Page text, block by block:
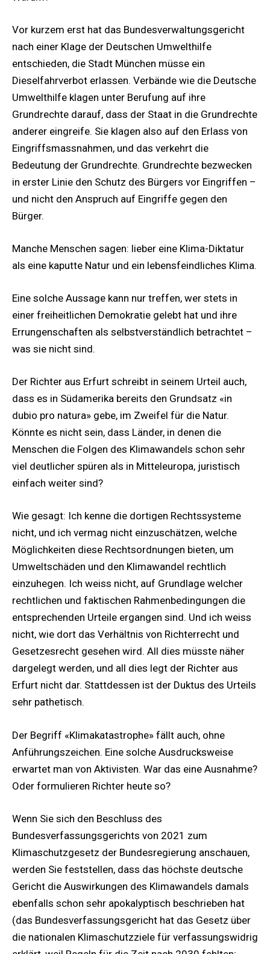
Vor kurzem erst hat das Bundesverwaltungsgericht
nach einer Klage der Deutschen Umwelthilfe
entschieden, die Stadt München müsse ein
Dieselfahrverbot erlassen. Verbände wie die Deutsche
Umwelthilfe klagen unter Berufung auf ihre
Grundrechte darauf, dass der Staat in die Grundrechte
anderer eingreife. Sie klagen also auf den Erlass von
Eingriffsmassnahmen, und das verkehrt die
Bedeutung der Grundrechte. Grundrechte bezwecken
in erster Linie den Schutz des Bürgers vor Eingriffen –
und nicht den Anspruch auf Eingriffe gegen den
Bürger.
Manche Menschen sagen: lieber eine Klima-Diktatur
als eine kaputte Natur und ein lebensfeindliches Klima.
Eine solche Aussage kann nur treffen, wer stets in
einer freiheitlichen Demokratie gelebt hat und ihre
Errungenschaften als selbstverständlich betrachtet –
was sie nicht sind.
Der Richter aus Erfurt schreibt in seinem Urteil auch,
dass es in Südamerika bereits den Grundsatz «in
dubio pro natura» gebe, im Zweifel für die Natur.
Könnte es nicht sein, dass Länder, in denen die
Menschen die Folgen des Klimawandels schon sehr
viel deutlicher spüren als in Mitteleuropa, juristisch
einfach weiter sind?
Wie gesagt: Ich kenne die dortigen Rechtssysteme
nicht, und ich vermag nicht einzuschätzen, welche
Möglichkeiten diese Rechtsordnungen bieten, um
Umweltschäden und den Klimawandel rechtlich
einzuhegen. Ich weiss nicht, auf Grundlage welcher
rechtlichen und faktischen Rahmenbedingungen die
entsprechenden Urteile ergangen sind. Und ich weiss
nicht, wie dort das Verhältnis von Richterrecht und
Gesetzesrecht gesehen wird. All dies müsste näher
dargelegt werden, und all dies legt der Richter aus
Erfurt nicht dar. Stattdessen ist der Duktus des Urteils
sehr pathetisch.
Der Begriff «Klimakatastrophe» fällt auch, ohne
Anführungszeichen. Eine solche Ausdrucksweise
erwartet man von Aktivisten. War das eine Ausnahme?
Oder formulieren Richter heute so?
Wenn Sie sich den Beschluss des
Bundesverfassungsgerichts von 2021 zum
Klimaschutzgesetz der Bundesregierung anschauen,
werden Sie feststellen, dass das höchste deutsche
Gericht die Auswirkungen des Klimawandels damals
ebenfalls schon sehr apokalyptisch beschrieben hat
(das Bundesverfassungsgericht hat das Gesetz über
die nationalen Klimaschutzziele für verfassungswidrig